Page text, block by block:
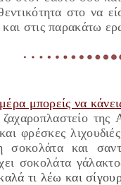
στο να
στις παρακάτω
μπορείς να
φρέσκες
σοκολάτα και
σοκολάτα
τι λέω και